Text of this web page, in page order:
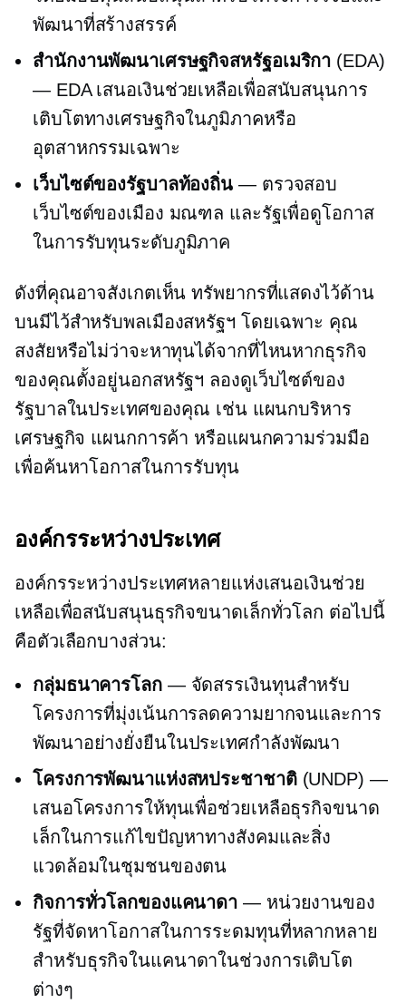
พัฒนาที่สร้างสรรค์
สำนักงานพัฒนาเศรษฐกิจสหรัฐอเมริกา (EDA)
— EDA เสนอเงินช่วยเหลือเพื่อสนับสนุนการ
เติบโตทางเศรษฐกิจในภูมิภาคหรือ
อุตสาหกรรมเฉพาะ
เว็บไซต์ของรัฐบาลท้องถิ่น — ตรวจสอบ
เว็บไซต์ของเมือง มณฑล และรัฐเพื่อดูโอกาส
ในการรับทุนระดับภูมิภาค
ดังที่คุณอาจสังเกตเห็น ทรัพยากรที่แสดงไว้ด้าน
บนมีไว้สำหรับพลเมืองสหรัฐฯ โดยเฉพาะ คุณ
สงสัยหรือไม่ว่าจะหาทุนได้จากที่ไหนหากธุรกิจ
ของคุณตั้งอยู่นอกสหรัฐฯ ลองดูเว็บไซต์ของ
รัฐบาลในประเทศของคุณ เช่น แผนกบริหาร
เศรษฐกิจ แผนกการค้า หรือแผนกความร่วมมือ
เพื่อค้นหาโอกาสในการรับทุน
องค์กรระหว่างประเทศ
องค์กรระหว่างประเทศหลายแห่งเสนอเงินช่วย
เหลือเพื่อสนับสนุนธุรกิจขนาดเล็กทั่วโลก ต่อไปนี้
คือตัวเลือกบางส่วน:
กลุ่มธนาคารโลก— จัดสรรเงินทุนสำหรับ
โครงการที่มุ่งเน้นการลดความยากจนและการ
พัฒนาอย่างยั่งยืนในประเทศกำลังพัฒนา
โครงการพัฒนาแห่งสหประชาชาติ(UNDP) —
เสนอโครงการให้ทุนเพื่อช่วยเหลือธุรกิจขนาด
เล็กในการแก้ไขปัญหาทางสังคมและสิ่ง
แวดล้อมในชุมชนของตน
กิจการทั่วโลกของแคนาดา — หน่วยงานของ
รัฐที่จัดหาโอกาสในการระดมทุนที่หลากหลาย
สำหรับธุรกิจในแคนาดาในช่วงการเติบโต
ต่างๆ